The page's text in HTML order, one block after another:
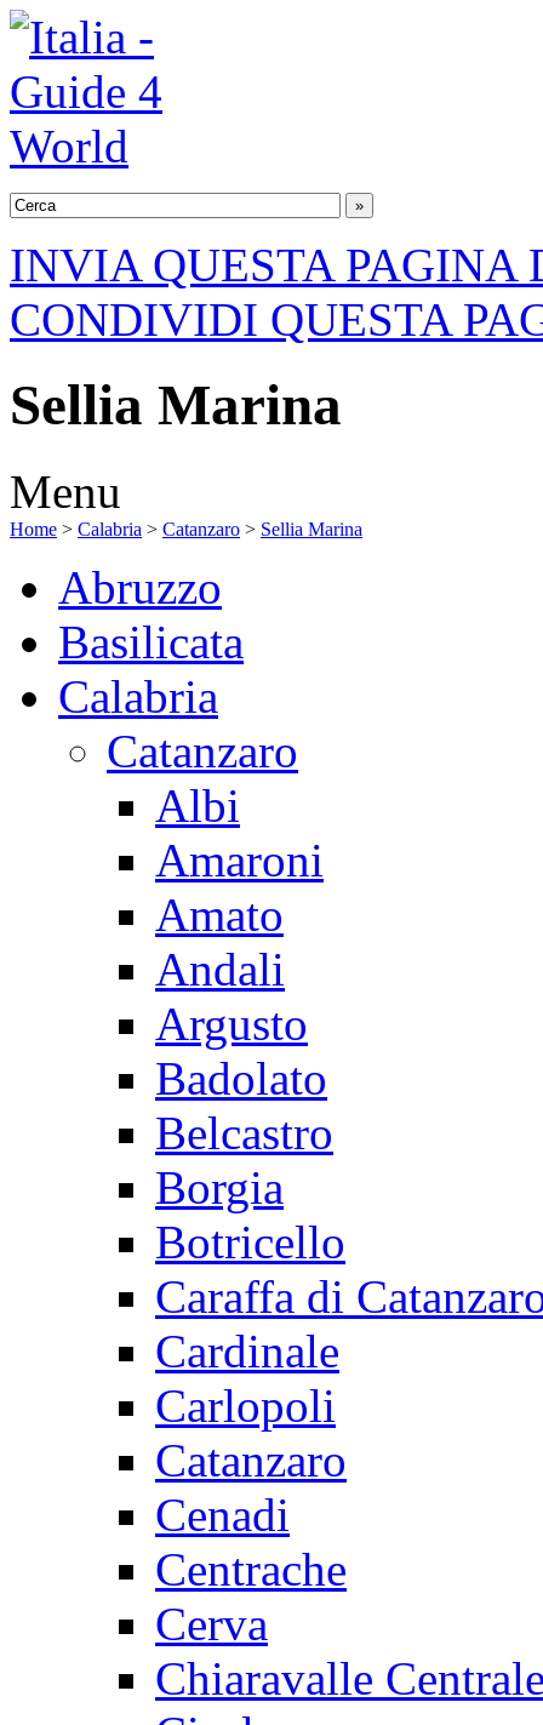
INVIA QUESTA PAGINA
CONDIVIDI QUESTA
Sellia Marina
Menu
Home > Calabria > Catanzaro > Sellia Marina
Abruzzo
Basilicata
Calabria
Catanzaro
Albi
Amaroni
Amato
Andali
Argusto
Badolato
Belcastro
Borgia
Botricello
Caraffa di
Cardinale
Carlopoli
Catanzaro
Cenadi
Centrache
Cerva
Chiaravalle